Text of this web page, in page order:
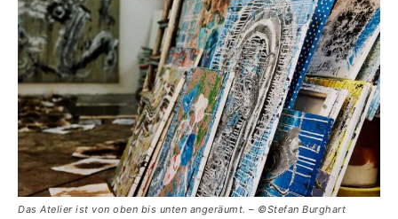
Das Atelier ist von oben bis unten angeräumt. – ©Stefan Burghart